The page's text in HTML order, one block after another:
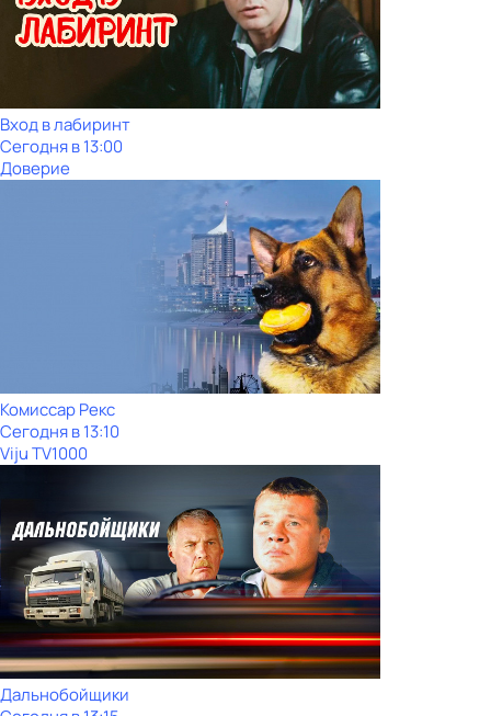
Вход в лабиринт
Сегодня в 13:00
Доверие
Комиссар Рекс
Сегодня в 13:10
Viju TV1000
Дальнобойщики